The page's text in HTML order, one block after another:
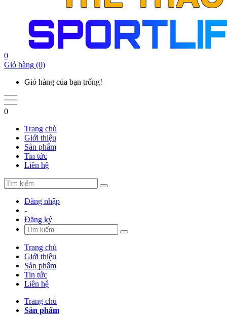
0
Giỏ hàng (0)
Giỏ hàng của bạn trống!
0
Trang chủ
Giới thiệu
Sản phẩm
Tin tức
Liên hệ
Đăng nhập
-
Đăng ký
Trang chủ
Giới thiệu
Sản phẩm
Tin tức
Liên hệ
Trang chủ
Sản phẩm